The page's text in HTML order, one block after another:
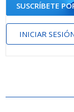
SUSCRÍBETE
INICIAR